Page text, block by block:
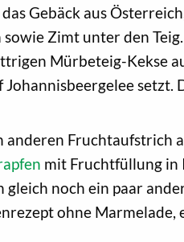
Gebäck aus
Zimt unter den
Mürbeteig-Kekse
setzt.
Fruchtaufstrich
mit Fruchtfüllung in
noch ein paar
ohne